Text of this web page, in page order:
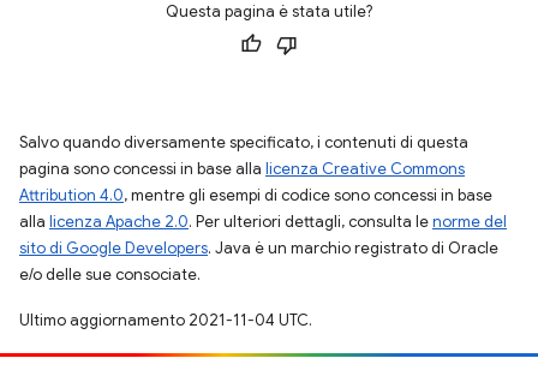
Questa pagina è stata utile?
Salvo quando diversamente specificato, i contenuti di questa
pagina sono concessi in base alla licenza Creative Commons
Attribution 4.0, mentre gli esempi di codice sono concessi in base
alla licenza Apache 2.0. Per ulteriori dettagli, consulta lenorme del
sito di Google Developers. Java è un marchio registrato di Oracle
e/o delle sue consociate.
Ultimo aggiornamento 2021-11-04 UTC.